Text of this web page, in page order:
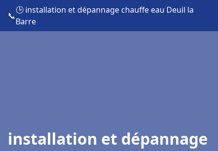
📞
🕒 installation et dépannage chauffe eau Deuil la
Barre
installation et dépannage